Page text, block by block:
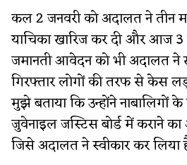
कल 2 जनवरी को अदालत ने तीन
याचिका खारिज कर दी और आज
जमानती आवेदन को भी अदालत ने
गिरफ्तार लोगों की तरफ से केस
मुझे बताया कि उन्होंने नाबालिगों
जुवेनाइल जस्टिस बोर्ड में कराने
जिसे अदालत ने स्वीकार कर लिया